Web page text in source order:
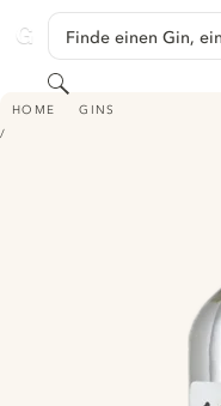
GINVENTORY
Finde einen Gin,
Suchen
HOME GINS
HAWKEYE GIN